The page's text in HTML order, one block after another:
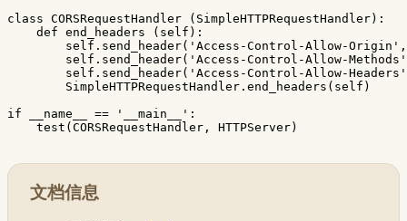
class CORSRequestHandler ( SimpleHTTPRequestHandler):
def end_headers ( self ):
self . send_header( 'Access-Control-Allow-Origin' ,
self . send_header( 'Access-Control-Allow-Methods'
self . send_header( 'Access-Control-Allow-Headers'
SimpleHTTPRequestHandler . end_headers ( self )
if
__name__ == '__main__' :
test ( CORSRequestHandler , HTTPServer)
文档信息